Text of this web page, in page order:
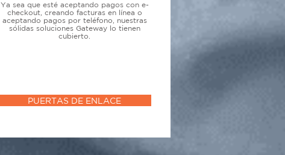
Ya sea que esté aceptando pagos con e-
checkout, creando facturas en línea o
aceptando pagos por teléfono, nuestras
sólidas soluciones Gateway lo tienen
cubierto.
PUERTAS DE ENLACE